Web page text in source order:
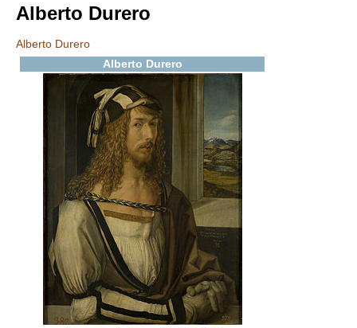
Alberto Durero
Alberto Durero
Alberto Durero